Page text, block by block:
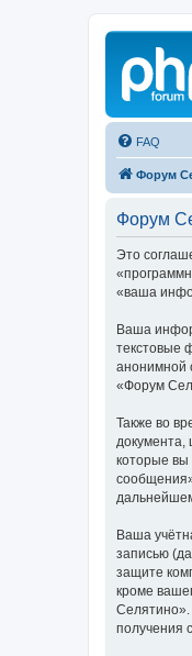
FAQ
Форум
Форум
Это
«ваша
Ваша
текстовые
анонимной
«Форум
Также во
которые
Ваша
записью
защите
кроме
Селятино».
получения